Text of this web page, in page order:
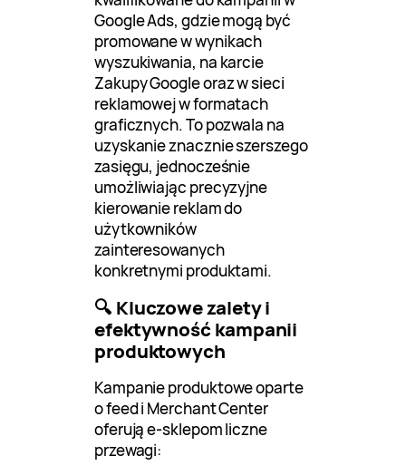
Google Ads, gdzie mogą być
promowane w wynikach
wyszukiwania, na karcie
Zakupy Google oraz w sieci
reklamowej w formatach
graficznych. To pozwala na
uzyskanie znacznie szerszego
zasięgu, jednocześnie
umożliwiając precyzyjne
kierowanie reklam do
użytkowników
zainteresowanych
konkretnymi produktami.
🔍 Kluczowe zalety i
efektywność kampanii
produktowych
Kampanie produktowe oparte
o feed i Merchant Center
oferują e-sklepom liczne
przewagi: